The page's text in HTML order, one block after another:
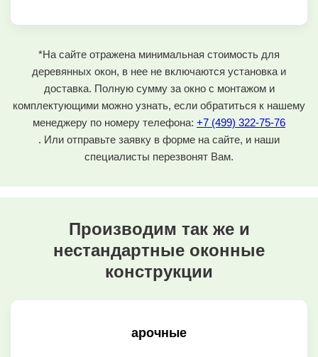
*На сайте отражена минимальная стоимость для
деревянных окон, в нее не включаются установка и
доставка. Полную сумму за окно с монтажом и
комплектующими можно узнать, если обратиться к нашему
менеджеру по номеру телефона: +7 (499) 322-75-76
. Или отправьте заявку в форме на сайте, и наши
специалисты перезвонят Вам.
Производим так же и
нестандартные оконные
конструкции
арочные